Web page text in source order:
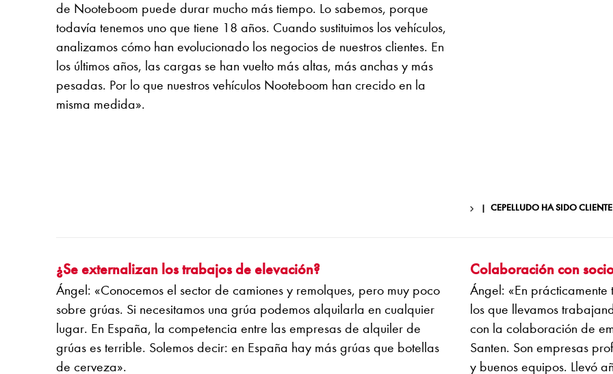
de Nooteboom puede durar mucho más tiempo. Lo sabemos, porque
todavía tenemos uno que tiene 18 años. Cuando sustituimos los vehículos,
analizamos cómo han evolucionado los negocios de nuestros clientes. En
los últimos años, las cargas se han vuelto más altas, más anchas y más
pesadas. Por lo que nuestros vehículos Nooteboom han crecido en la
misma medida».
CEPELLUDO HA SIDO
¿Se externalizan los trabajos de elevación?
Ángel: «Conocemos el sector de camiones y remolques, pero muy poco
sobre grúas. Si necesitamos una grúa podemos alquilarla en cualquier
lugar. En España, la competencia entre las empresas de alquiler de
grúas es terrible. Solemos decir: en España hay más grúas que botellas
de cerveza».
Colaboración con
Ángel: «En prácticamente
los que llevamos
con la colaboración de
Santen. Son empresas
y buenos equipos. Llevó